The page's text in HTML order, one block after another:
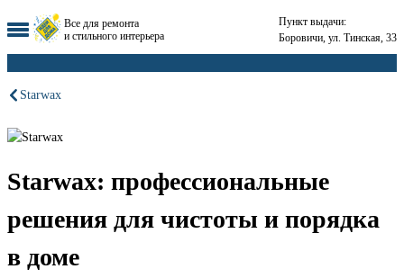
Все для ремонта
и стильного интерьера
Пункт выдачи:
Боровичи, ул. Тинская, 33
Starwax
Starwax: профессиональные
решения для чистоты и порядка
в доме